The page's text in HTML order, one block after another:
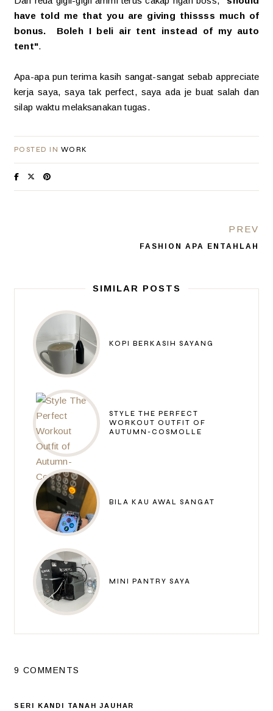
have told me that you are giving thissss much of
bonus. Boleh I beli air tent instead of my auto
tent".
Apa-apa pun terima kasih sangat-sangat sebab appreciate
kerja saya, saya tak perfect, saya ada je buat salah dan
silap waktu melaksanakan tugas.
POSTED IN WORK
PREV
FASHION APA ENTAHLAH
SIMILAR POSTS
KOPI BERKASIH SAYANG
STYLE THE PERFECT
WORKOUT OUTFIT OF
AUTUMN-COSMOLLE
BILA KAU AWAL SANGAT
MINI PANTRY SAYA
9 COMMENTS
SERI KANDI TANAH JAUHAR